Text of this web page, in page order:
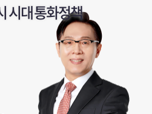
시대 통화정책
! 5월 오각형
도체 전망
확산
트
매도 대적중..
크할까요?
급등
습니다
- 미국 국공채
공채
기습전략
환매 필살기